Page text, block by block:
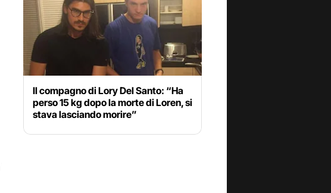
Il compagno di Lory Del Santo: “Ha
perso 15 kg dopo la morte di Loren, si
stava lasciando morire”